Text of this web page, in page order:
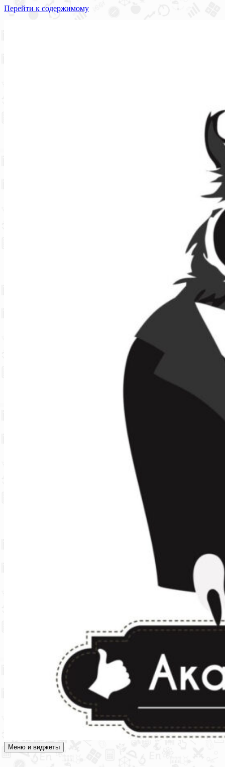
Перейти к содержимому
Академия СОВА
Подготовка к ЕГЭ, ОГЭ, ВПР, МЦКО, СтатГрад, КДР, ВОШ,
Меню и виджеты